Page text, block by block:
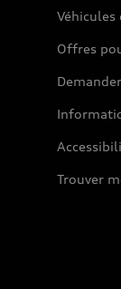
Offres
Trouver